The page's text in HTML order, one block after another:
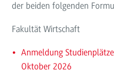
der beiden folgenden
Fakultät Wirtschaft
Anmeldung
Oktober 2026